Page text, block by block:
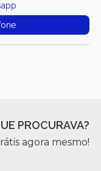
PROCURAVA?
agora mesmo!